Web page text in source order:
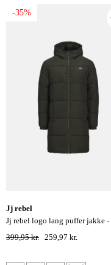
-35%
jj rebel
jj rebel logo lang puffer jakke -
399,95 kr. 259,97 kr.